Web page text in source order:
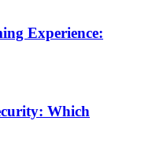
Experience:
Which